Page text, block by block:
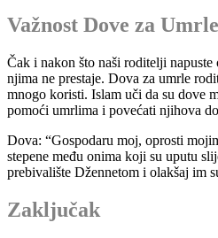
Važnost Dove za
Čak i nakon što naši roditelji napuste
njima ne prestaje. Dova za umrle
mnogo koristi. Islam uči da su dove
pomoći umrlima i povećati njihova
Dova: “Gospodaru moj, oprosti
stepene među onima koji su uputu
prebivalište Džennetom i olakšaj im
Zaključak